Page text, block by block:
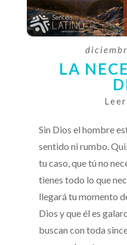
LA
Sin Dios el hombre
sentido ni rumbo.
tu caso, que tú no
tienes todo lo que
llegará tu momento
Dios y que él es
buscan con toda